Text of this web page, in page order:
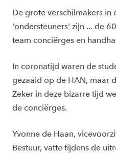
De grote verschilmakers in
'ondersteuners' zijn ... de
team conciërges en
In coronatijd waren de
gezaaid op de HAN, maar
Zeker in deze bizarre tijd
de conciërges.
Yvonne de Haan,
Bestuur, vatte tijdens de